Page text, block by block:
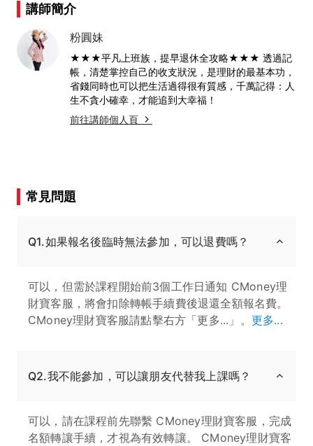
講師簡介
粉圓妹
★★★平凡上班族，提早退休全攻略★★★ 透過記
帳，清楚掌控自己的收支狀況，是理財的最基本功，
省錢同時也可以把生活過得很有質感，千萬記得：人
生不貪小確幸，才能追到大幸福！
前往講師個人頁
常見問題
Q1.如果報名後臨時無法參加，可以退費嗎？
可以，但需於課程開始前3個工作日通知 CMoney理
財寶客服，將會扣除轉帳手續費後退還全額報名費。
CMoney理財寶客服請點擊右方「更多...」。 更多...
Q2.我不能參加，可以讓朋友代替我上課嗎？
可以，請在課程前先聯繫 CMoney理財寶客服，完成
名額轉讓手續，才視為有效轉讓。 CMoney理財寶客